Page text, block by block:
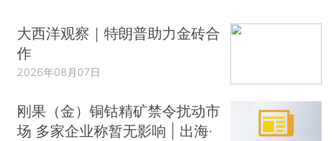
大西洋观察｜特朗普助力金砖合
作
2026年08月07日
刚果（金）铜钴精矿禁令扰动市
场 多家企业称暂无影响 | 出海·